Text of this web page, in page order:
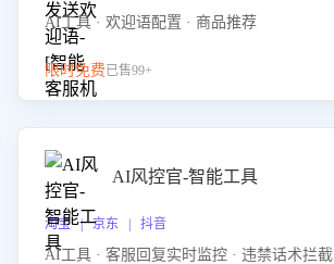
AI工具 · 欢迎语配置 · 商品推荐
限时免费已售99+
AI风控官-智能工具
淘宝 | 京东 | 抖音
AI工具 · 客服回复实时监控 · 违禁话术拦截